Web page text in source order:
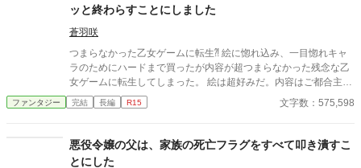
ッと終わらすことにしました
蒼羽咲
つまらなかった乙女ゲームに転生⁈ 絵に惚れ込み、一目惚れキャ
ラのためにハードまで買ったが内容が超つまらなかった残念な乙
女ゲームに転生してしまった。 絵は超好みだ。内容はご都合主義
の聖女なお花畑主人公。攻略イケメンも顔は良いがちょろい対象
ばかり。てこたぁ逆にめちゃくちゃ住み心地のいい場所になるの
事はする気はない！サクッと攻略終わらせてぐーたら生活をＧＥ
Ｔするぞ！ ご都合主義ならチョロい！と、野望を胸に動き出
ファンタジー 完結 長編 R15 文字数：575,598
悪役令嬢の父は、家族の死亡フラグをすべて叩き潰すこ
とにした